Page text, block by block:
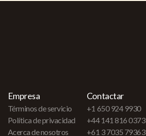
Empresa
Términos de servicio
Política de privacidad
Acerca de nosotros
Contactar
+1 650 924 9930
+44 141 816 0373
+61 3 7035 79363